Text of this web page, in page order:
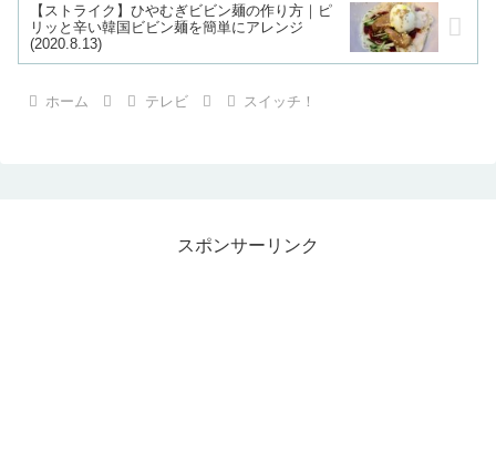
【ストライク】ひやむぎビビン麺の作り方｜ピ
リッと辛い韓国ビビン麺を簡単にアレンジ
(2020.8.13)
ホーム テレビ スイッチ！
スポンサーリンク